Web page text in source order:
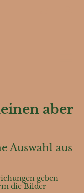
aber
Auswahl aus
geben
die Bilder